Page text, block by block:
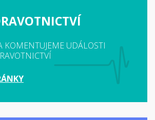
KOMENTUJEME UDÁLOSTI